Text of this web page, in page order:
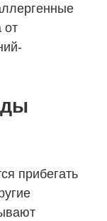
от
прибегать